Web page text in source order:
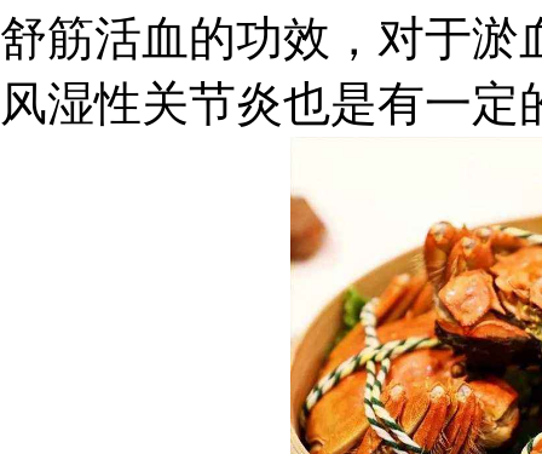
舒筋活血的功效，对于淤
风湿性关节炎也是有一定